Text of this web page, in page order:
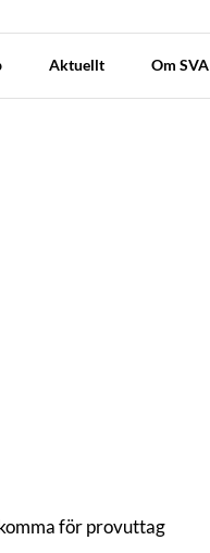
Aktuellt Om SVA
för provuttag